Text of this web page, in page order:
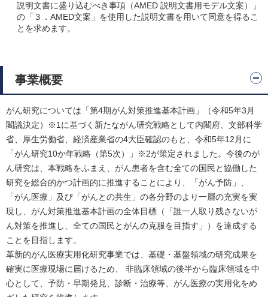
説明文書に盛り込むべき事項（AMED 説明文書用モデル文案）」
の「３．AMED文案」を使用した説明文書を用いて同意を得るこ
とを求めます。
事業概要
がん研究については「第4期がん対策推進基本計画」（令和5年3月
閣議決定）※1に基づく新たながん研究戦略として内閣府、文部科学
省、厚生労働省、経済産業省の4大臣確認のもと、令和5年12月に
「がん研究10か年戦略（第5次）」※2が策定されました。今後のが
ん研究は、本戦略をふまえ、がん患者を含む全ての国民と協働した
研究を総合的かつ計画的に推進することにより、「がん予防」、
「がん医療」及び「がんとの共生」の各分野のより一層の充実を実
現し、がん対策推進基本計画の全体目標（「誰一人取り残さないが
ん対策を推進し、全ての国民とがんの克服を目指す」）を達成する
ことを目指します。
革新的がん医療実用化研究事業では、基礎・基盤領域の研究成果を
確実に医療現場に届けるため、 非臨床領域の後半から臨床領域を中
心として、予防・早期発見、診断・治療等、がん医療の実用化をめ